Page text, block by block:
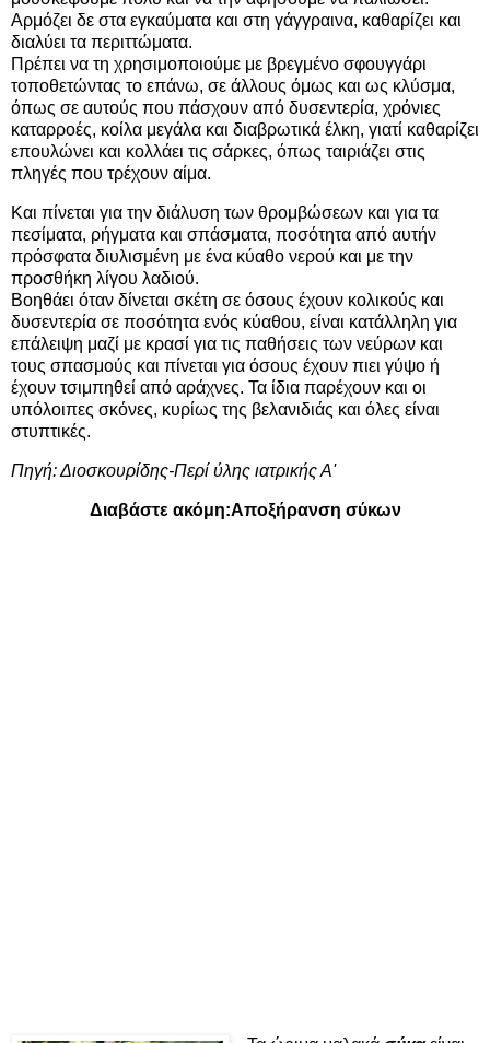
Αρμόζει δε στα εγκαύματα και στη γάγγραινα, καθαρίζει και
διαλύει τα περιττώματα.
Πρέπει να τη χρησιμοποιούμε με βρεγμένο σφουγγάρι
τοποθετώντας το επάνω, σε άλλους όμως και ως κλύσμα,
όπως σε αυτούς που πάσχουν από δυσεντερία, χρόνιες
καταρροές, κοίλα μεγάλα και διαβρωτικά έλκη, γιατί καθαρίζει
επουλώνει και κολλάει τις σάρκες, όπως ταιριάζει στις
πληγές που τρέχουν αίμα.
Και πίνεται για την διάλυση των θρομβώσεων και για τα
πεσίματα, ρήγματα και σπάσματα, ποσότητα από αυτήν
πρόσφατα διυλισμένη με ένα κύαθο νερού και με την
προσθήκη λίγου λαδιού.
Βοηθάει όταν δίνεται σκέτη σε όσους έχουν κολικούς και
δυσεντερία σε ποσότητα ενός κύαθου, είναι κατάλληλη για
επάλειψη μαζί με κρασί για τις παθήσεις των νεύρων και
τους σπασμούς και πίνεται για όσους έχουν πιει γύψο ή
έχουν τσιμπηθεί από αράχνες. Τα ίδια παρέχουν και οι
υπόλοιπες σκόνες, κυρίως της βελανιδιάς και όλες είναι
στυπτικές.
Πηγή:Διοσκουρίδης-Περί ύλης ιατρικής Α'
Διαβάστε ακόμη:Αποξήρανση σύκων